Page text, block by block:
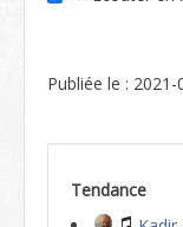
Publiée le :
Tendance